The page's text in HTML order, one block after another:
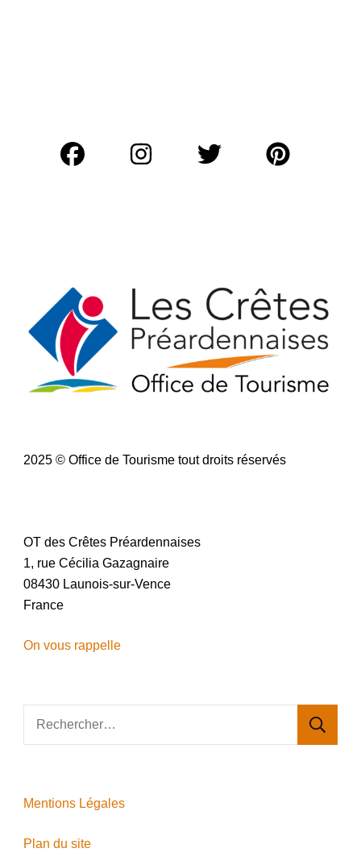
2025 © Office de Tourisme tout droits réservés
OT des Crêtes Préardennaises
1, rue Cécilia Gazagnaire
08430 Launois-sur-Vence
France
On vous rappelle
Rechercher :
Mentions Légales
Plan du site